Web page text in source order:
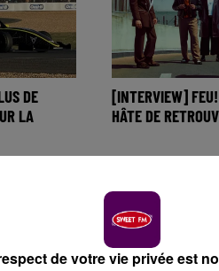
DE
LA
[INTERVIEW]
HÂTE DE
de votre vie privée est